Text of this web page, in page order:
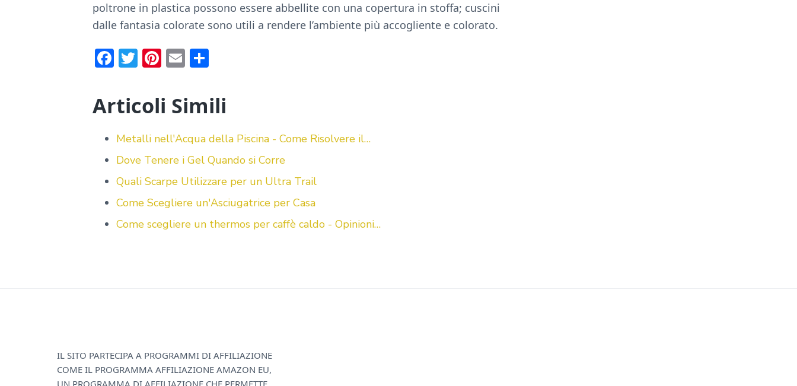
poltrone in plastica possono essere abbellite con una copertura in stoffa; cuscini
dalle fantasia colorate sono utili a rendere l’ambiente più accogliente e colorato.
F
e
b
o
ok
T
it
te
r
Pi
er
e
st
E
ai
l
n
di
vi
di
Articoli Simili
Metalli nell'Acqua della Piscina - Come Risolvere il…
Dove Tenere i Gel Quando si Corre
Quali Scarpe Utilizzare per un Ultra Trail
Come Scegliere un'Asciugatrice per Casa
Come scegliere un thermos per caffè caldo - Opinioni…
IL SITO PARTECIPA A PROGRAMMI DI AFFILIAZIONE
COME IL PROGRAMMA AFFILIAZIONE AMAZON EU,
UN PROGRAMMA DI AFFILIAZIONE CHE PERMETTE